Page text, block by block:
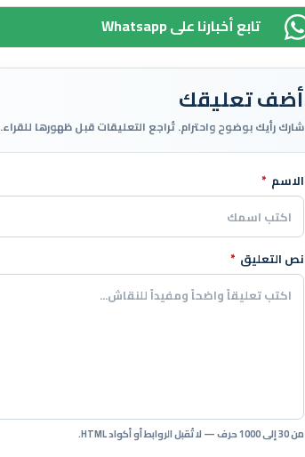
Whatsapp تابع أخبارنا على
أضف تعليقك
شارك رأيك بوضوح واحترام. تُراجع التعليقات قبل ظهورها للقراء.
اترك هذا الحقل فارغاً
الاسم *
نص التعليق *
من 30 إلى 1000 حرف — لا تُقبل الروابط أو أكواد HTML.